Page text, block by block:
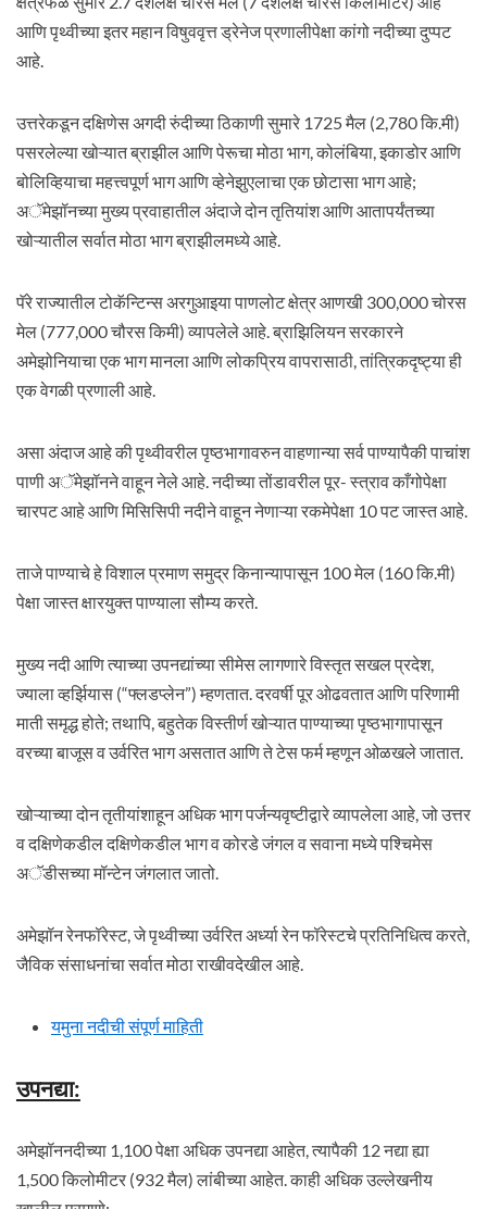
आणि पृथ्वीच्या इतर महान विषुववृत्त ड्रेनेज प्रणालीपेक्षा कांगो नदीच्या दुप्पट
आहे.
उत्तरेकडून दक्षिणेस अगदी रुंदीच्या ठिकाणी सुमारे 1725 मैल (2,780 कि.मी)
पसरलेल्या खोऱ्यात ब्राझील आणि पेरूचा मोठा भाग, कोलंबिया, इकाडोर आणि
बोलिव्हियाचा महत्त्वपूर्ण भाग आणि व्हेनेझुएलाचा एक छोटासा भाग आहे;
अॅमेझॉनच्या मुख्य प्रवाहातील अंदाजे दोन तृतियांश आणि आतापर्यंतच्या
खोऱ्यातील सर्वात मोठा भाग ब्राझीलमध्ये आहे.
पॅरे राज्यातील टोकॅन्टिन्स अरगुआइया पाणलोट क्षेत्र आणखी 300,000 चोरस
मेल (777,000 चौरस किमी) व्यापलेले आहे. ब्राझिलियन सरकारने
अमेझोनियाचा एक भाग मानला आणि लोकप्रिय वापरासाठी, तांत्रिकदृष्ट्या ही
एक वेगळी प्रणाली आहे.
असा अंदाज आहे की पृथ्वीवरील पृष्ठभागावरुन वाहणान्या सर्व पाण्यापैकी पाचांश
पाणी अॅमेझॉनने वाहून नेले आहे. नदीच्या तोंडावरील पूर- स्त्राव काँगोपेक्षा
चारपट आहे आणि मिसिसिपी नदीने वाहून नेणाऱ्या रकमेपेक्षा 10 पट जास्त आहे.
ताजे पाण्याचे हे विशाल प्रमाण समुद्र किनान्यापासून 100 मेल (160 कि.मी)
पेक्षा जास्त क्षारयुक्त पाण्याला सौम्य करते.
मुख्य नदी आणि त्याच्या उपनद्यांच्या सीमेस लागणारे विस्तृत सखल प्रदेश,
ज्याला व्हर्झियास (“फ्लडप्लेन”) म्हणतात. दरवर्षी पूर ओढवतात आणि परिणामी
माती समृद्ध होते; तथापि, बहुतेक विस्तीर्ण खोऱ्यात पाण्याच्या पृष्ठभागापासून
वरच्या बाजूस व उर्वरित भाग असतात आणि ते टेस फर्म म्हणून ओळखले जातात.
खोऱ्याच्या दोन तृतीयांशाहून अधिक भाग पर्जन्यवृष्टीद्वारे व्यापलेला आहे, जो उत्तर
व दक्षिणेकडील दक्षिणेकडील भाग व कोरडे जंगल व सवाना मध्ये पश्चिमेस
अॅडीसच्या मॉन्टेन जंगलात जातो.
अमेझॉन रेनफॉरेस्ट, जे पृथ्वीच्या उर्वरित अर्ध्या रेन फॉरेस्टचे प्रतिनिधित्व करते,
जैविक संसाधनांचा सर्वात मोठा राखीवदेखील आहे.
यमुना नदीची संपूर्ण माहिती
उपनद्या:
अमेझॉननदीच्या 1,100 पेक्षा अधिक उपनद्या आहेत, त्यापैकी 12 नद्या ह्या
1,500 किलोमीटर (932 मैल) लांबीच्या आहेत. काही अधिक उल्लेखनीय